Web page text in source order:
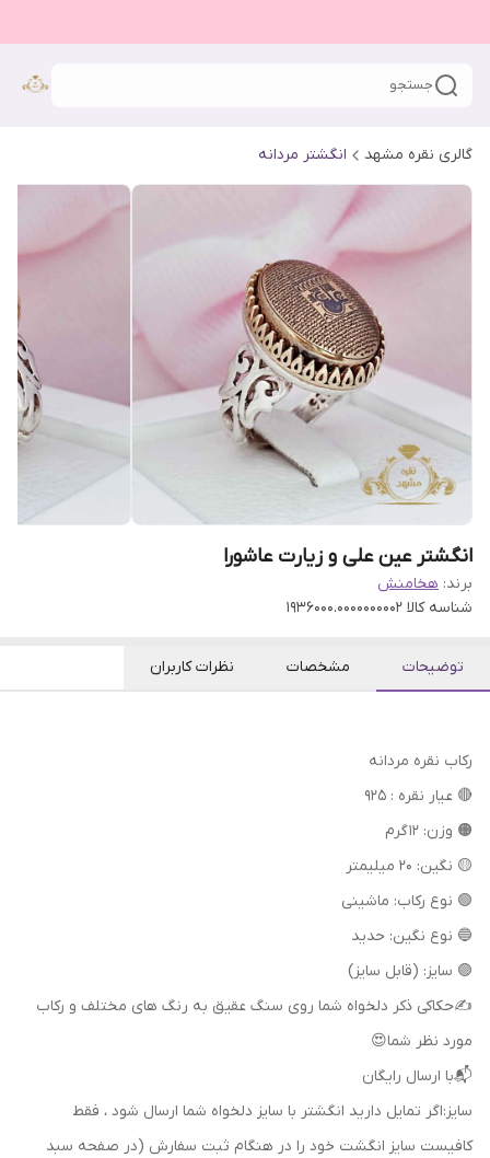
جستجو
گالری نقره مشهد انگشتر مردانه
انگشتر عین علی و زیارت عاشورا
برند: هخامنش
شناسه کالا 1936000.0000000002
توضیحات مشخصات نظرات کاربران
رکاب نقره مردانه
🔴 عیار نقره : 925
🟠 وزن: 12 گرم
🟡 نگین: 20 میلیمتر
🟢 نوع رکاب: ماشینی
🔵 نوع نگین: حدید
🟣 سایز: (قابل سایز)
✍حکاکی ذکر دلخواه شما روی سنگ عقیق به رنگ های مختلف و رکاب
مورد نظر شما😍
📬با ارسال رایگان
سایز:اگر تمایل دارید انگشتر با سایز دلخواه شما ارسال شود ، فقط
کافیست سایز انگشت خود را در هنگام ثبت سفارش (در صفحه سبد